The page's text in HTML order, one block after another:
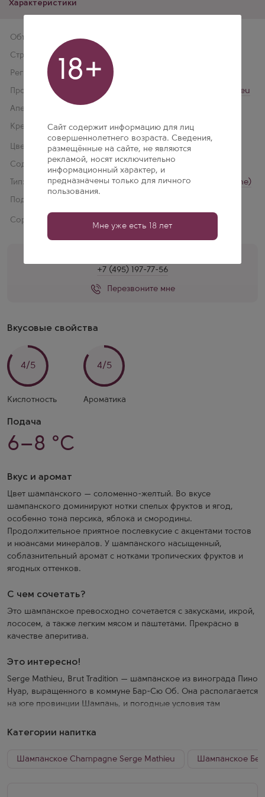
Характеристики
Объем
Страна производства:
Регион:
Производитель:
Champagne Serge Mathieu
Апелласьон:
Крепость:
12 % об.
Цвет:
Белое
Содержание сахара:
Брют
Тип:
Шампанское (Champagne)
Подарочная упаковка:
Сорт винограда: Пино Нуар 100%
+7 (495) 197-77-56
Перезвоните мне
Подача
6–8 °C
Вкус и аромат
Цвет шампанского — соломенно-желтый. Во вкусе
шампанского доминируют нотки спелых фруктов и ягод,
особенно тона персика, яблока и смородины.
Продолжительное приятное послевкусие с акцентами тостов
и нюансами минералов. У шампанского насыщенный,
соблазнительный аромат с нотками тропических фруктов и
ягодных оттенков.
С чем сочетать?
Это шампанское превосходно сочетается с закусками, икрой,
лососем, а также легким мясом и паштетами. Прекрасно в
качестве аперитива.
Это интересно!
Serge Mathieu, Brut Tradition — шампанское из винограда Пино
Нуар, выращенного в коммуне Бар-Сю Об. Она располагается
на юге провинции Шампань, и погодные условия там
Достигнувшие оптимальной зрелости ягоды аккуратно
Выдерживается шампанское минимум 4 года. В результате
Категории напитка
Шампанское Champagne Serge Mathieu Шампанское
Вкусовые свойства
4/5
Кислотность
4/5
Ароматика
18+
Сайт содержит информацию для лиц
совершеннолетнего возраста. Сведения,
размещённые на сайте, не являются
рекламой, носят исключительно
информационный характер, и
предназначены только для личного
пользования.
Мне уже есть 18 лет